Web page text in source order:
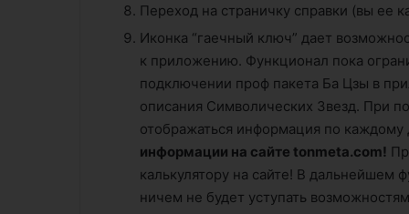
Переход на страничку справки (вы ее
Иконка “гаечный ключ” дает
к приложению. Функционал пока
подключении проф пакета Ба Цзы в
описания Символических Звезд. При
отображаться информация по
информации на сайте tonmeta.com!
калькулятору на сайте! В дальнейшем
ничем не будет уступать